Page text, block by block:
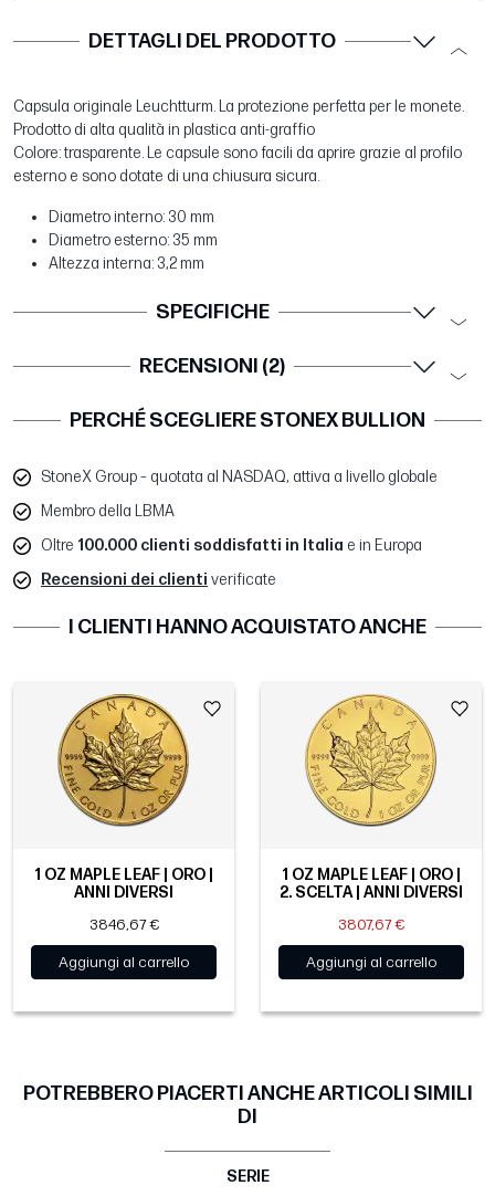
DETTAGLI DEL PRODOTTO
Capsula originale Leuchtturm. La protezione perfetta per le monete.
Prodotto di alta qualità in plastica anti-graffio
Colore: trasparente. Le capsule sono facili da aprire grazie al profilo
esterno e sono dotate di una chiusura sicura.
Diametro interno: 30 mm
Diametro esterno: 35 mm
Altezza interna: 3,2 mm
SPECIFICHE
RECENSIONI (2)
PERCHÉ SCEGLIERE STONEX BULLION
StoneX Group – quotata al NASDAQ, attiva a livello globale
Membro della LBMA
Oltre 100.000 clienti soddisfatti in Italia e in Europa
Recensioni dei clienti verificate
I CLIENTI HANNO ACQUISTATO ANCHE
1 OZ MAPLE LEAF | ORO |
ANNI DIVERSI
3846,67 €
Aggiungi al carrello
1 OZ MAPLE LEAF | ORO |
2. SCELTA | ANNI DIVERSI
3807,67 €
Aggiungi al carrello
POTREBBERO PIACERTI ANCHE ARTICOLI SIMILI
DI
SERIE